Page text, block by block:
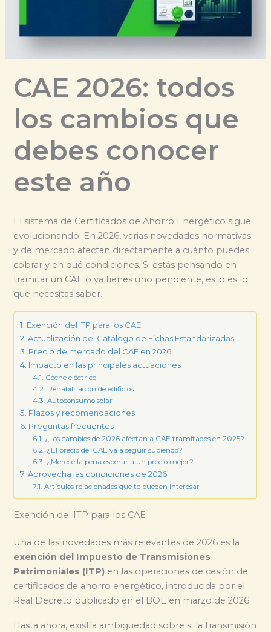
CAE 2026: todos
los cambios que
debes conocer
este año
El sistema de Certificados de Ahorro Energético sigue
evolucionando. En 2026, varias novedades normativas
y de mercado afectan directamente a cuánto puedes
cobrar y en qué condiciones. Si estás pensando en
tramitar un CAE o ya tienes uno pendiente, esto es lo
que necesitas saber.
Exención del ITP para los CAE
Actualización del Catálogo de Fichas Estandarizadas
Precio de mercado del CAE en 2026
Impacto en las principales actuaciones
Coche eléctrico
Rehabilitación de edificios
Autoconsumo solar
Plazos y recomendaciones
Preguntas frecuentes
¿Los cambios de 2026 afectan a CAE tramitados en 2025?
¿El precio del CAE va a seguir subiendo?
¿Merece la pena esperar a un precio mejor?
Aprovecha las condiciones de 2026
Artículos relacionados que te pueden interesar
Exención del ITP para los CAE
Una de las novedades más relevantes de 2026 es la
exención del Impuesto de Transmisiones
Patrimoniales (ITP) en las operaciones de cesión de
certificados de ahorro energético, introducida por el
Real Decreto publicado en el BOE en marzo de 2026.
Hasta ahora, existía ambigüedad sobre si la transmisión